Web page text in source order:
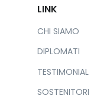
LINK
CHI SIAMO
DIPLOMATI
TESTIMONIAL
SOSTENITORI